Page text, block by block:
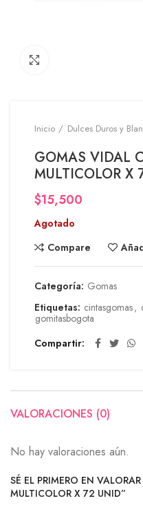
Inicio Dulces Duros y
GOMAS VIDAL
MULTICOLOR X
$15,500
Agotado
Compare
Categoría: Gomas
Etiquetas: cintasgomas,
gomitasbogota
Compartir
VALORACIONES (0)
No hay valoraciones aún.
SÉ EL PRIMERO EN
MULTICOLOR X 72 UNID”